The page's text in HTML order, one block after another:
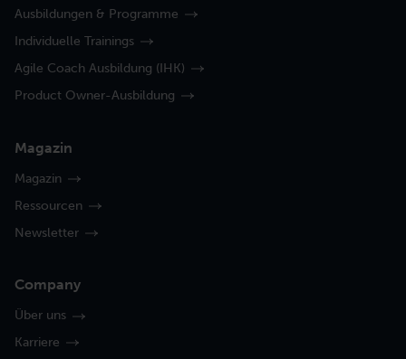
Ausbildungen & Programme
Individuelle Trainings
Agile Coach Ausbildung (IHK)
Product Owner-Ausbildung
Magazin
Magazin
Ressourcen
Newsletter
Company
Über uns
Karriere